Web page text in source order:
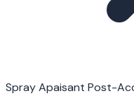
Spray Apaisant Post-